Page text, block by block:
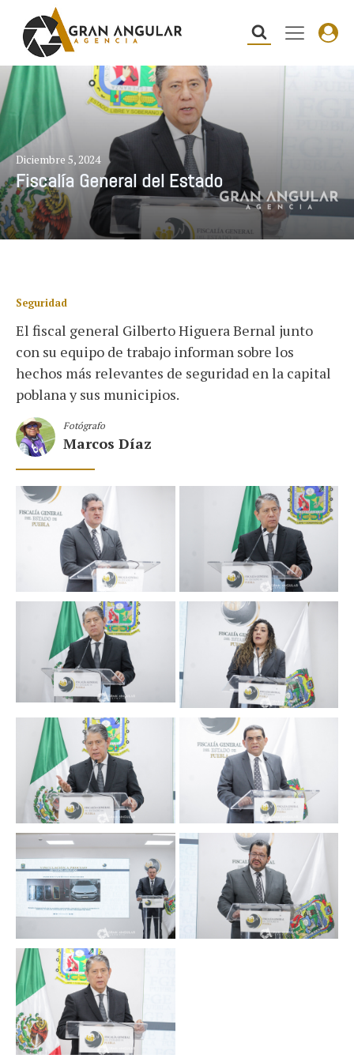
Diciembre 5, 2024
Fiscalía General del Estado
Seguridad
El fiscal general Gilberto Higuera Bernal junto
con su equipo de trabajo informan sobre los
hechos más relevantes de seguridad en la capital
poblana y sus municipios.
Fotógrafo
Marcos Díaz